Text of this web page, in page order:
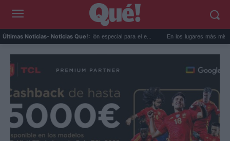
Últimas Noticias- Noticias Que!:
prepara una predicción especial para el e... En los lugares más misteriosos